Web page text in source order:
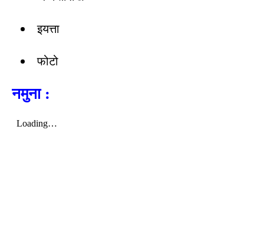
इयत्ता
फोटो
नमुना :